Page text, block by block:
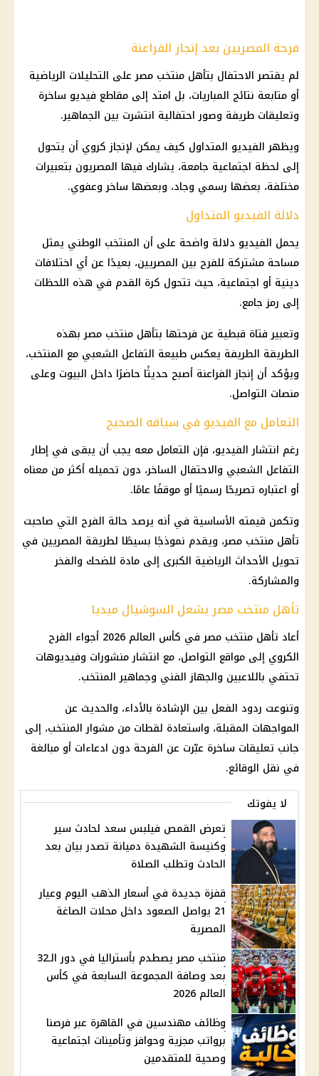
فرحة المصريين بعد إنجاز الفراعنة
لم يقتصر الاحتفال بتأهل منتخب مصرعلى التحليلات الرياضية
أو متابعة نتائج المباريات، بل امتد إلى مقاطع فيديو ساخرة
وتعليقات طريفة وصور احتفالية انتشرت بين الجماهير.
ويظهر الفيديو المتداول كيف يمكن لإنجاز كروي أن يتحول
إلى لحظة اجتماعية جامعة، يشارك فيها المصريون بتعبيرات
مختلفة، بعضها رسمي وجاد، وبعضها ساخر وعفوي.
دلالة الفيديو المتداول
يحمل الفيديو دلالة واضحة على أن المنتخب الوطني يمثل
مساحة مشتركة للفرح بين المصريين، بعيدًا عن أي اختلافات
دينية أو اجتماعية، حيث تتحول كرة القدم في هذه اللحظات
إلى رمز جامع.
وتعبير فتاة قبطية عن فرحتها بتأهل منتخب مصربهذه
الطريقة الطريفة يعكس طبيعة التفاعل الشعبي مع المنتخب،
ويؤكد أن إنجاز الفراعنة أصبح حديثًا حاضرًا داخل البيوت وعلى
منصات التواصل.
التعامل مع الفيديو في سياقه الصحيح
رغم انتشار الفيديو، فإن التعامل معه يجب أن يبقى في إطار
التفاعل الشعبي والاحتفال الساخر، دون تحميله أكثر من معناه
أو اعتباره تصريحًا رسميًا أو موقفًا عامًا.
وتكمن قيمته الأساسية في أنه يرصد حالة الفرح التي صاحبت
تأهل منتخب مصر، ويقدم نموذجًا بسيطًا لطريقة المصريين في
تحويل الأحداث الرياضية الكبرى إلى مادة للضحك والفخر
والمشاركة.
تأهل منتخب مصر يشعل السوشيال ميديا
أعاد تأهل منتخب مصر في كأس العالم 2026
أجواء الفرح
الكروي إلى مواقع التواصل، مع انتشار منشورات وفيديوهات
تحتفي باللاعبين والجهاز الفني وجماهير المنتخب.
وتنوعت ردود الفعل بين الإشادة بالأداء، والحديث عن
المواجهات المقبلة، واستعادة لقطات من مشوار المنتخب، إلى
جانب تعليقات ساخرة عبّرت عن الفرحة دون ادعاءات أو مبالغة
في نقل الوقائع.
لا يفوتك
تعرض القمص فيلبس سعد لحادث سير
وكنيسة الشهيدة دميانة تصدر بيان بعد
الحادث وتطلب الصلاة
قفزة جديدة في أسعار الذهب اليوم وعيار
21 يواصل الصعود داخل محلات الصاغة
المصرية
منتخب مصر يصطدم بأستراليا في دور الـ32
بعد وصافة المجموعة السابعة في كأس
العالم 2026
وظائف مهندسين في القاهرة عبر فرصنا
برواتب مجزية وحوافز وتأمينات اجتماعية
وصحية للمتقدمين